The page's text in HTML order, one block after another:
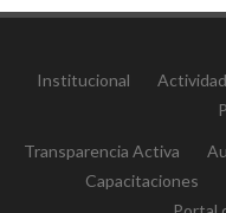
Institucional
Transparencia Activa
Capacitaciones